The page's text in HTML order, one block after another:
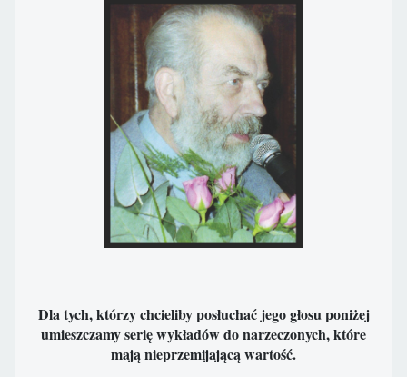
Dla tych, którzy chcieliby posłuchać jego głosu poniżej
umieszczamy serię wykładów do narzeczonych, które
mają nieprzemijającą wartość.